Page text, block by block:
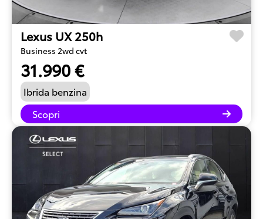
Lexus UX 250h
Business 2wd cvt
31.990 €
Ibrida benzina
Scopri